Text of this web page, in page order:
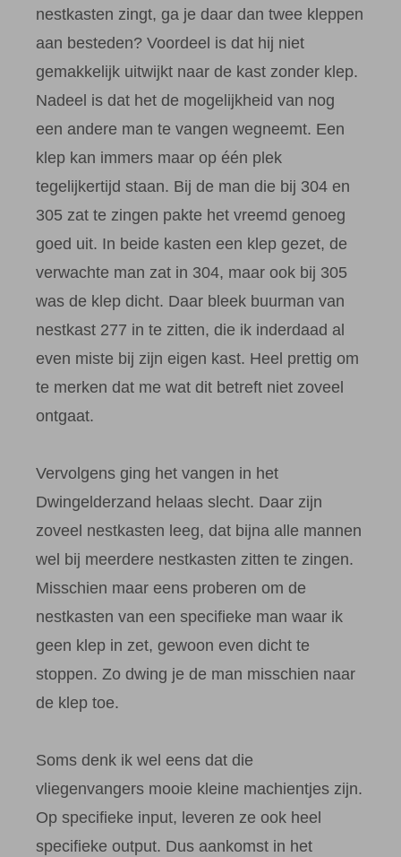
nestkasten zingt, ga je daar dan twee kleppen
aan besteden? Voordeel is dat hij niet
gemakkelijk uitwijkt naar de kast zonder klep.
Nadeel is dat het de mogelijkheid van nog
een andere man te vangen wegneemt. Een
klep kan immers maar op één plek
tegelijkertijd staan. Bij de man die bij 304 en
305 zat te zingen pakte het vreemd genoeg
goed uit. In beide kasten een klep gezet, de
verwachte man zat in 304, maar ook bij 305
was de klep dicht. Daar bleek buurman van
nestkast 277 in te zitten, die ik inderdaad al
even miste bij zijn eigen kast. Heel prettig om
te merken dat me wat dit betreft niet zoveel
ontgaat.
Vervolgens ging het vangen in het
Dwingelderzand helaas slecht. Daar zijn
zoveel nestkasten leeg, dat bijna alle mannen
wel bij meerdere nestkasten zitten te zingen.
Misschien maar eens proberen om de
nestkasten van een specifieke man waar ik
geen klep in zet, gewoon even dicht te
stoppen. Zo dwing je de man misschien naar
de klep toe.
Soms denk ik wel eens dat die
vliegenvangers mooie kleine machientjes zijn.
Op specifieke input, leveren ze ook heel
specifieke output. Dus aankomst in het